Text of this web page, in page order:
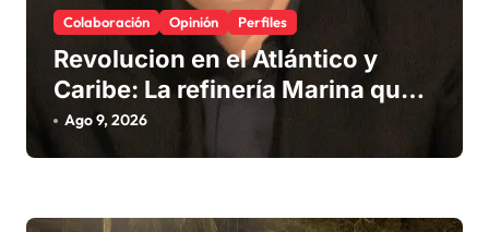
r
a
d
a
s
Colaboración Opinión Perfiles
Revolucion en el Atlántico y
Caribe: La refinería Marina que
promete salvar nuestras playas
del sargazo
Ago 9, 2026